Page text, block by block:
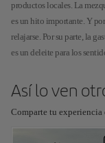
productos locales. La
es un hito importante. Y
relajarse. Por su parte, la
es un deleite para los
Así lo ven
Comparte tu